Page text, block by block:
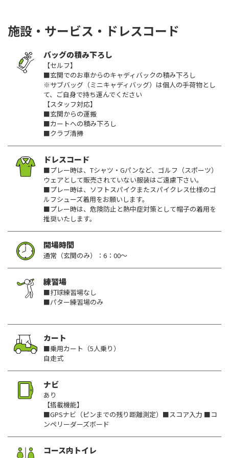
施設・サービス・ドレスコード
バッグの積み下ろし
【セルフ】
■玄関でのお車からのキャディバックの積み下ろし
※サブバッグ（ミニキャディバッグ）は個人の手荷物とし
て、ご自身で持ち運んでください
【スタッフ対応】
■玄関からの運搬
■カートへの積み下ろし
■クラブ清掃
ドレスコード
■プレー時は、Tシャツ・Gパンなど、ゴルフ（スポーツ）
ウェアとして販売されていない服装はご遠慮下さい。
■プレー時は、ソフトスパイクまたスパイクレス仕様のゴ
ルフシューズ着用をお願いします。
■プレー時は、危険防止と熱中症対策として帽子の着用を
推奨いたします。
開場時間
通常（玄関のみ）：6：00～
練習場
■打球練習場なし
■パター練習場のみ
カート
■乗用カート（5人乗り）
自走式
ナビ
あり
【搭載機能】
■GPSナビ（ピンまでの残り距離測定）■スコア入力 ■コ
ンペリーダーズボード
コース内トイレ